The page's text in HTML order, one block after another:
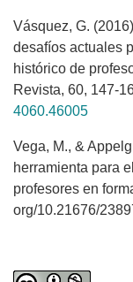
Vásquez, G.
desafíos actuales
histórico de
Revista, 60, 147-
4060.46005
Vega, M., &
herramienta para
profesores en
org/10.21676/